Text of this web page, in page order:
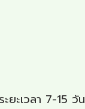
ยะเวลา 7-15 วัน